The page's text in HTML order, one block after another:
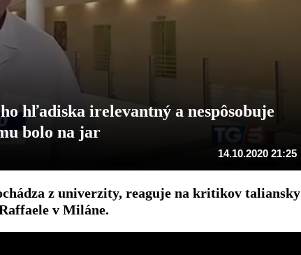
hľadiska irelevantný a nespôsobuje
bolo na jar
14.10.2020 21:25
z univerzity, reaguje na kritikov taliansky
v Miláne.